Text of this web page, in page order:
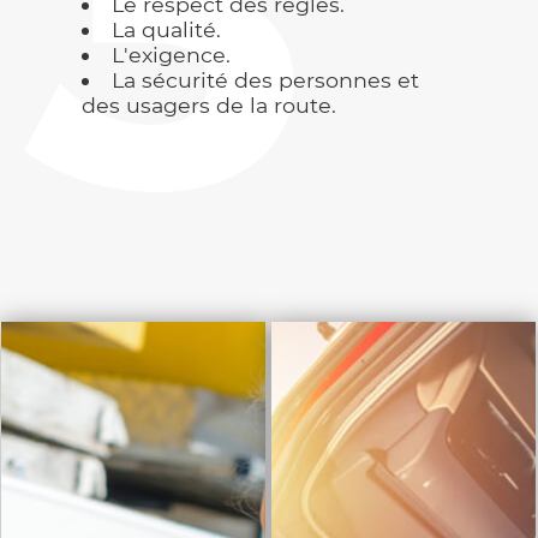
La qualité.
L'exigence.
La sécurité des personnes et
des usagers de la route.